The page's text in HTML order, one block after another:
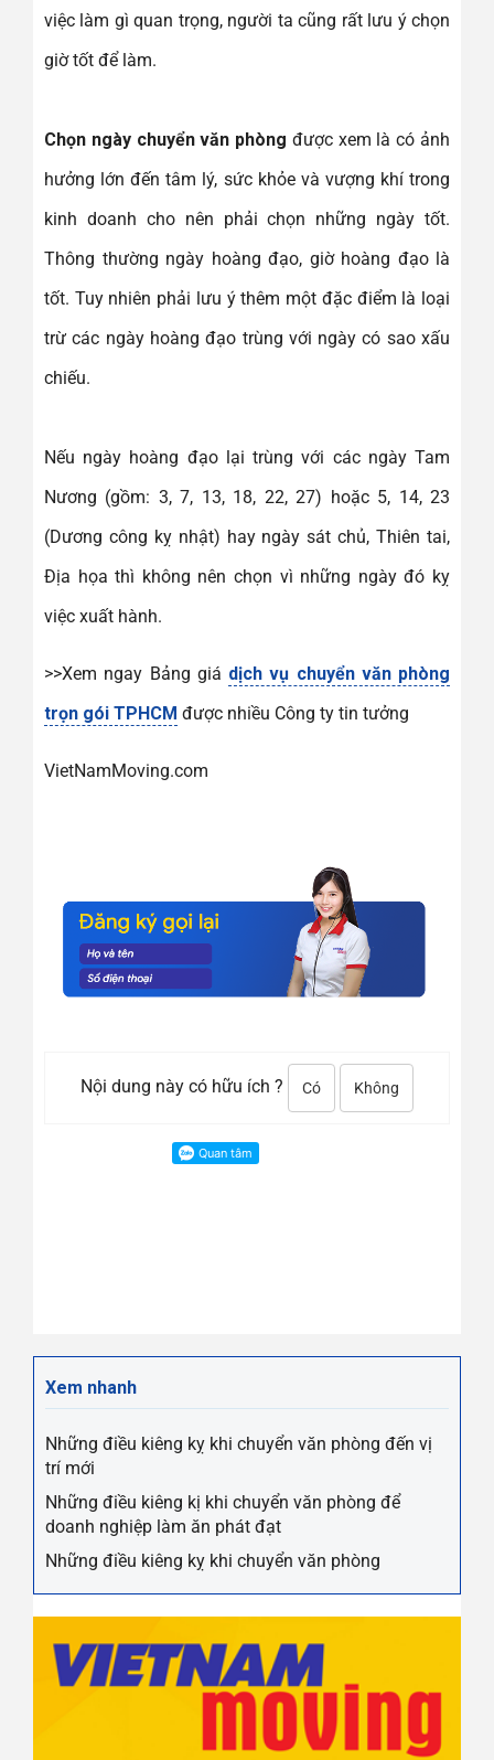
việc làm gì quan trọng, người ta cũng rất lưu ý chọn
giờ tốt để làm.
Chọn ngày chuyển văn phòng được xem là có ảnh
hưởng lớn đến tâm lý, sức khỏe và vượng khí trong
kinh doanh cho nên phải chọn những ngày tốt.
Thông thường ngày hoàng đạo, giờ hoàng đạo là
tốt. Tuy nhiên phải lưu ý thêm một đặc điểm là loại
trừ các ngày hoàng đạo trùng với ngày có sao xấu
chiếu.
Nếu ngày hoàng đạo lại trùng với các ngày Tam
Nương (gồm: 3, 7, 13, 18, 22, 27) hoặc 5, 14, 23
(Dương công kỵ nhật) hay ngày sát chủ, Thiên tai,
Địa họa thì không nên chọn vì những ngày đó kỵ
việc xuất hành.
>>Xem ngay Bảng giá dịch vụ chuyển văn phòng
trọn gói TPHCM được nhiều Công ty tin tưởng
VietNamMoving.com
Nội dung này có hữu ích ? Có Không
Xem nhanh
Những điều kiêng kỵ khi chuyển văn phòng đến vị
trí mới
Những điều kiêng kị khi chuyển văn phòng để
doanh nghiệp làm ăn phát đạt
Những điều kiêng kỵ khi chuyển văn phòng